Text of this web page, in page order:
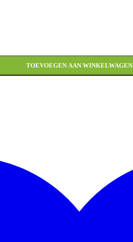
TOEVOEGEN AAN WINKELWAGEN